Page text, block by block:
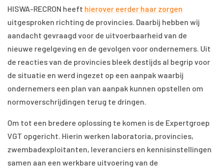
HISWA-RECRON heeft hierover eerder haar zorgen
uitgesproken richting de provincies. Daarbij hebben wij
aandacht gevraagd voor de uitvoerbaarheid van de
nieuwe regelgeving en de gevolgen voor ondernemers. Uit
de reacties van de provincies bleek destijds al begrip voor
de situatie en werd ingezet op een aanpak waarbij
ondernemers een plan van aanpak kunnen opstellen om
normoverschrijdingen terug te dringen.
Om tot een bredere oplossing te komen is de Expertgroep
VGT opgericht. Hierin werken laboratoria, provincies,
zwembadexploitanten, leveranciers en kennisinstellingen
samen aan een werkbare uitvoering van de